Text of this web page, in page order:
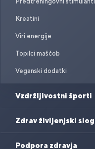
Kreatini
Viri energije
Topilci maščob
Veganski dodatki
Vzdržljivostni športi
Zdrav življenjski slog
Podpora zdravja